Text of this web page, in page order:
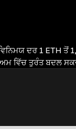
ਦਰ 1 ETH ਤੋਂ
ਵਿੱਚ ਤੁਰੰਤ ਬਦਲ